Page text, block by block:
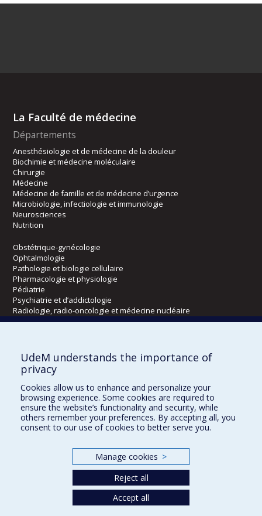
La Faculté de médecine
Départements
Anesthésiologie et de médecine de la douleur
Biochimie et médecine moléculaire
Chirurgie
Médecine
Médecine de famille et de médecine d’urgence
Microbiologie, infectiologie et immunologie
Neurosciences
Nutrition
Obstétrique-gynécologie
Ophtalmologie
Pathologie et biologie cellulaire
Pharmacologie et physiologie
Pédiatrie
Psychiatrie et d’addictologie
Radiologie, radio-oncologie et médecine nucléaire
Écoles
Kinésiologie et des sciences de l’activité physique
Orthophonie et audiologie
Réadaptation
Directions
DPC
UdeM understands the importance of
privacy
Cookies allow us to enhance and personalize your
browsing experience. Some cookies are required to
ensure the website’s functionality and security, while
others remember your preferences. By accepting all, you
consent to our use of cookies to better serve you.
Manage cookies >
Reject all
Accept all